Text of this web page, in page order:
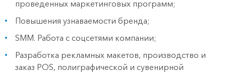
проведенных маркетинговых программ;
Повышения узнаваемости бренда;
SMM. Работа с соцсетями компании;
Разработка рекламных макетов, производство и
заказ POS, полиграфической и сувенирной